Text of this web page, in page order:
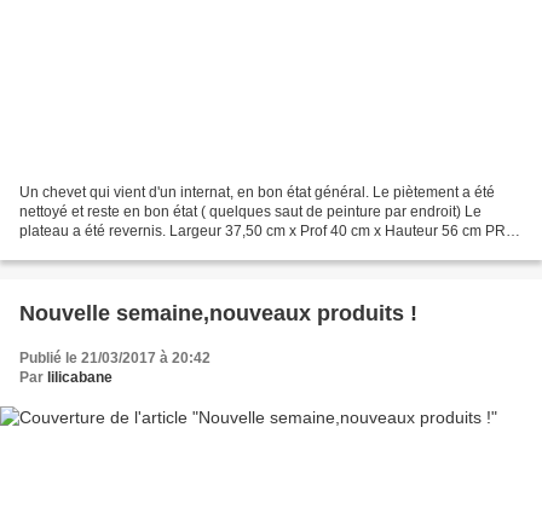
Un chevet qui vient d'un internat, en bon état général. Le piètement a été
nettoyé et reste en bon état ( quelques saut de peinture par endroit) Le
plateau a été revernis. Largeur 37,50 cm x Prof 40 cm x Hauteur 56 cm PRIX:
Nouvelle semaine,nouveaux produits !
Publié le 21/03/2017 à 20:42
Par lilicabane